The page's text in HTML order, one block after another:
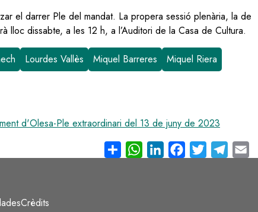
el darrer Ple del mandat. La propera sessió plenària, la de
lloc dissabte, a les 12 h, a l’Auditori de la Casa de Cultura.
Lourdes Vallès Miquel Barreres Miquel Riera
d'Olesa-Ple extraordinari del 13 de juny de 2023
Share WhatsAppLinkedInFacebook
Twitter Telegram
Crèdits